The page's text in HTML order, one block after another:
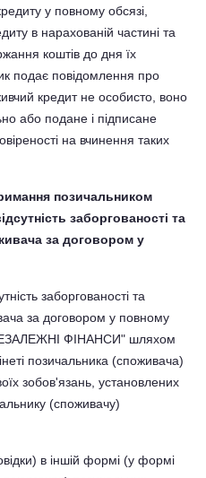
у повному обсязі,
в нарахованій частині та
коштів до дня їх
подає повідомлення про
кредит не особисто, воно
або подане і підписане
на вчинення таких
позичальником
заборгованості та
за договором у
заборгованості та
за договором у повному
ФІНАНСИ" шляхом
позичальника (споживача)
зобов'язань, установлених
(споживачу)
в іншій формі (у формі